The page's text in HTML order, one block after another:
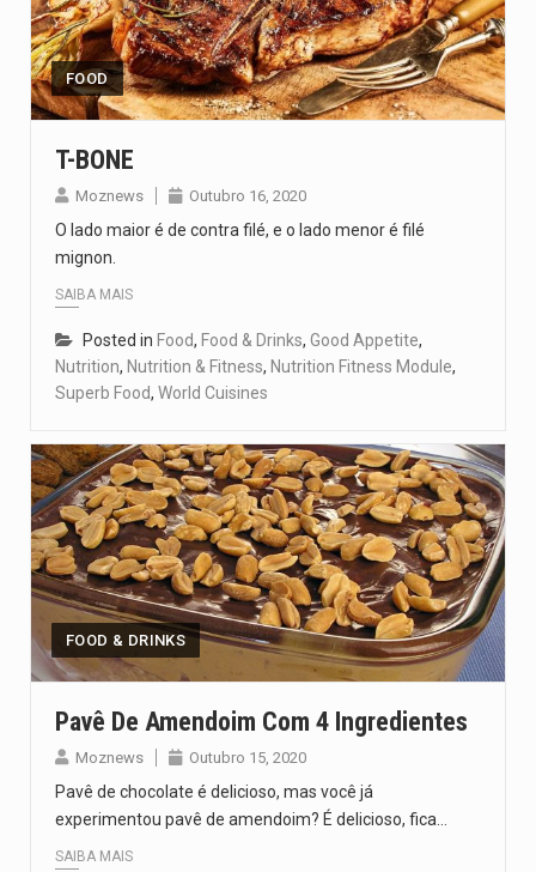
O pagamento marca o desfecho de um dos processos mais…
O programa, cuja implementação está prevista entre abril de 2026…
FOOD
T-BONE
Moznews Outubro 16, 2020
O lado maior é de contra filé, e o lado menor é filé
mignon.
SAIBA MAIS
Posted in Food, Food & Drinks, Good Appetite,
Nutrition, Nutrition & Fitness, Nutrition Fitness Module,
Superb Food, World Cuisines
FOOD & DRINKS
Pavê De Amendoim Com 4 Ingredientes
Moznews Outubro 15, 2020
Pavê de chocolate é delicioso, mas você já
experimentou pavê de amendoim? É delicioso, fica…
SAIBA MAIS